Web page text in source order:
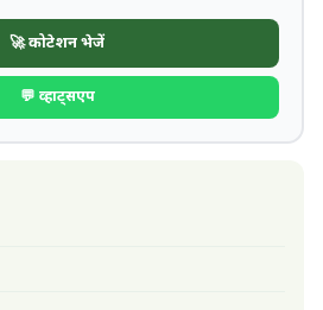
🚀 कोटेशन भेजें
💬 व्हाट्सएप